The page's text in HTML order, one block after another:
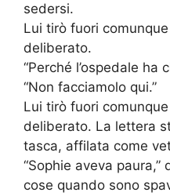
sedersi.
Lui tirò fuori
deliberato.
“Perché l’ospedale ha
“Non facciamolo qui.”
Lui tirò fuori
deliberato. La lettera
tasca, affilata come
“Sophie aveva paura,”
cose quando sono